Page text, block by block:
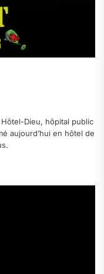
Dieu, hôpital public
aujourd’hui en hôtel de